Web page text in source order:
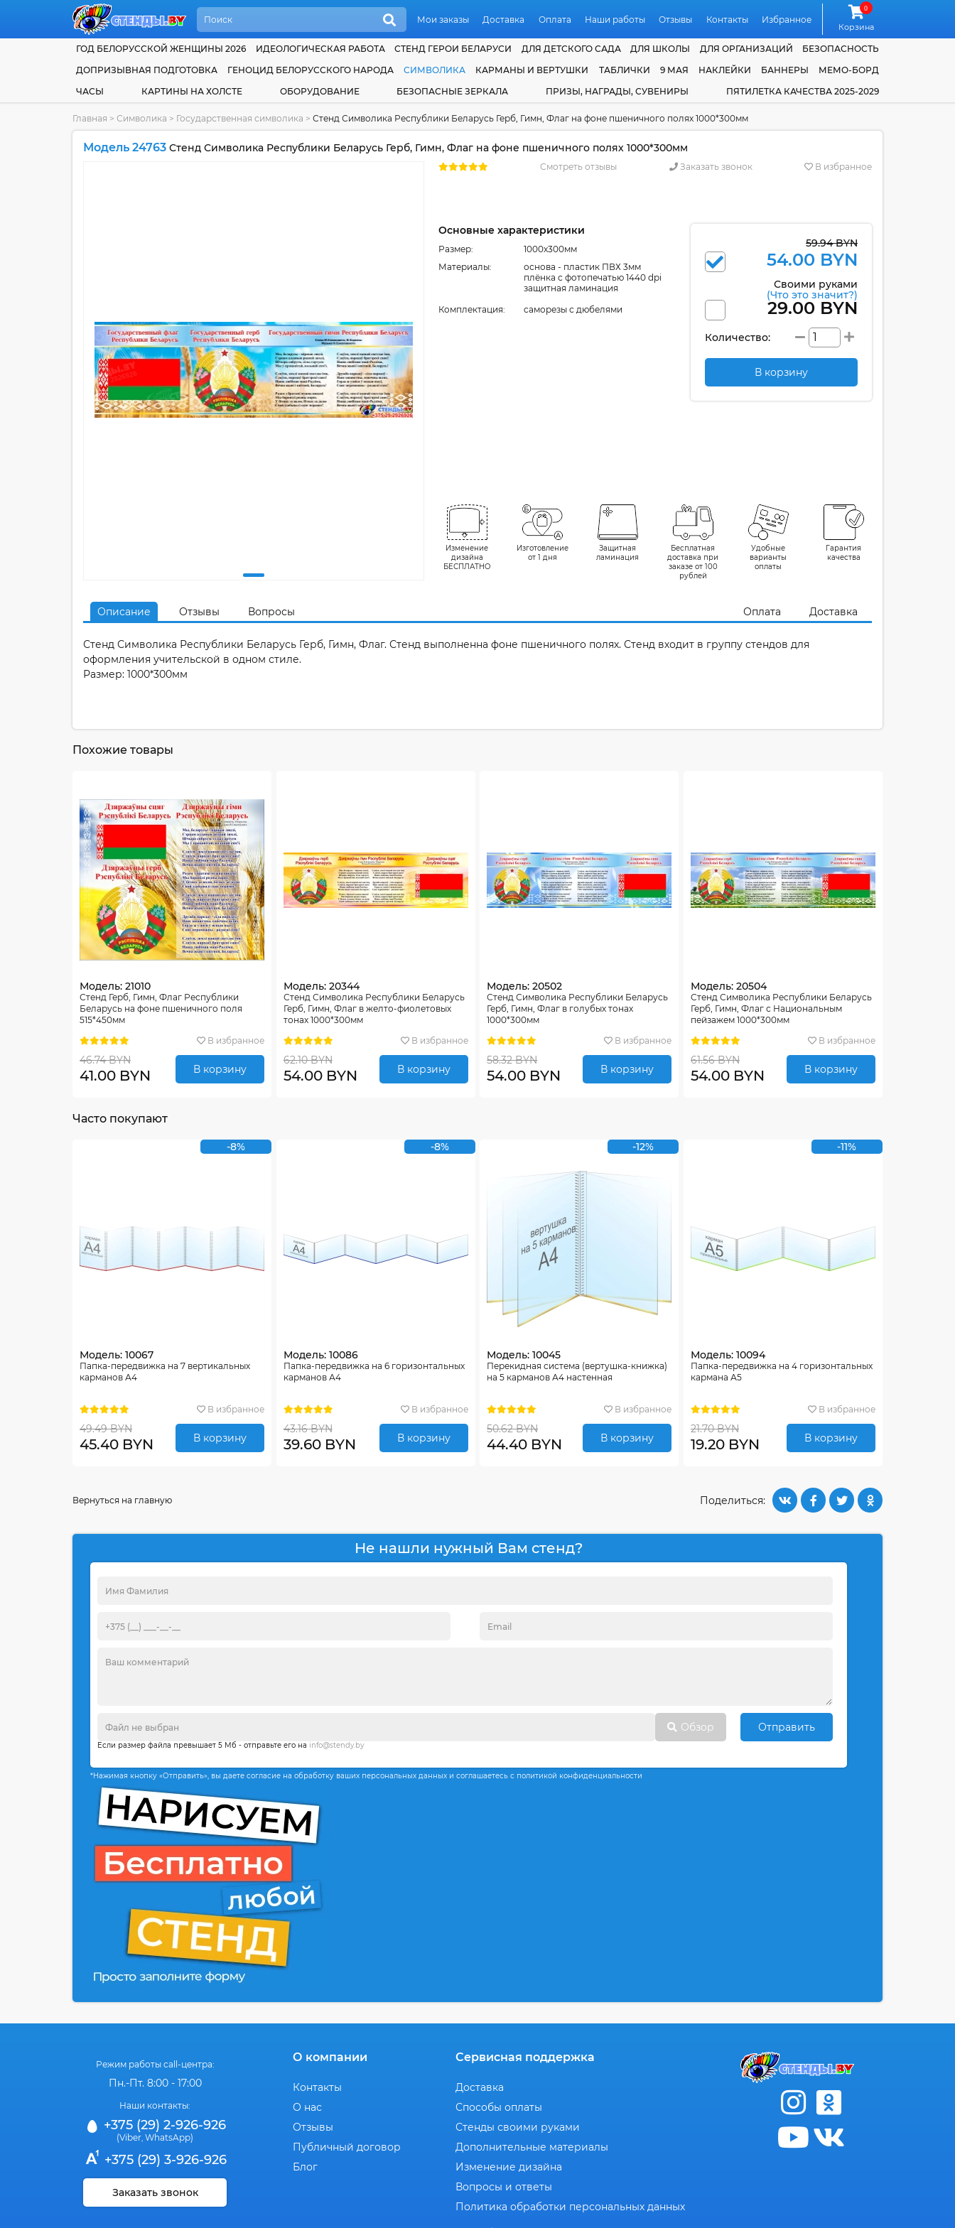
Мои заказы Доставка Оплата Наши работы Отзывы Контакты Избранное
0
Корзина
ГОД БЕЛОРУССКОЙ ЖЕНЩИНЫ 2026 ИДЕОЛОГИЧЕСКАЯ РАБОТА СТЕНД ГЕРОИ БЕЛАРУСИ ДЛЯ ДЕТСКОГО САДА ДЛЯ ШКОЛЫ ДЛЯ ОРГАНИЗАЦИЙ
БЕЗОПАСНОСТЬ
ДОПРИЗЫВНАЯ ПОДГОТОВКА
ГЕНОЦИД БЕЛОРУССКОГО НАРОДА СИМВОЛИКА КАРМАНЫ И ВЕРТУШКИ ТАБЛИЧКИ 9 МАЯ НАКЛЕЙКИ БАННЕРЫ
МЕМО-БОРД
ЧАСЫ
КАРТИНЫ НА ХОЛСТЕ ОБОРУДОВАНИЕ БЕЗОПАСНЫЕ ЗЕРКАЛА ПРИЗЫ, НАГРАДЫ, СУВЕНИРЫ ПЯТИЛЕТКА КАЧЕСТВА 2025-2029
Главная > Символика > Государственная символика > Стенд Символика Республики Беларусь Герб, Гимн, Флаг на фоне пшеничного полях 1000*300мм
Модель 24763 Стенд Символика Республики Беларусь Герб, Гимн, Флаг на фоне пшеничного полях 1000*300мм
Смотреть отзывы Заказать звонок В избранное
Основные характеристики
Размер:
1000x300мм
Материалы:
основа - пластик ПВХ 3мм
плёнка с фотопечатью 1440 dpi
защитная ламинация
Комплектация:
cаморезы с дюбелями
59.94 BYN
54.00 BYN
Своими руками
(Что это значит?)
29.00 BYN
Количество:
В корзину
Изменение
дизайна
БЕСПЛАТНО
Изготовление
от 1 дня
Защитная
ламинация
Бесплатная
доставка при
заказе от 100
рублей
Удобные
варианты
оплаты
Гарантия
качества
Описание Отзывы Вопросы Оплата Доставка
Стенд Символика Республики Беларусь Герб, Гимн, Флаг. Стенд выполненна фоне пшеничного полях. Стенд входит в группу стендов для
оформления учительской в одном стиле.
Размер: 1000*300мм
Похожие товары
Модель: 21010
Стенд Герб, Гимн, Флаг Республики
Беларусь на фоне пшеничного поля
515*450мм
В избранное
46.74 BYN
41.00 BYN В корзину
Модель: 20344
Стенд Символика Республики Беларусь
Герб, Гимн, Флаг в желто-фиолетовых
тонах 1000*300мм
В избранное
62.10 BYN
54.00 BYN В корзину
Модель: 20502
Стенд Символика Республики Беларусь
Герб, Гимн, Флаг в голубых тонах
1000*300мм
В избранное
58.32 BYN
54.00 BYN В корзину
Модель: 20504
Стенд Символика Республики Беларусь
Герб, Гимн, Флаг с Национальным
пейзажем 1000*300мм
В избранное
61.56 BYN
54.00 BYN В корзину
Часто покупают
-8%
Модель: 10067
Папка-передвижка на 7 вертикальных
карманов А4
В избранное
49.49 BYN
45.40 BYN В корзину
-8%
Модель: 10086
Папка-передвижка на 6 горизонтальных
карманов А4
В избранное
43.16 BYN
39.60 BYN В корзину
-12%
Модель: 10045
Перекидная система (вертушка-книжка)
на 5 карманов А4 настенная
В избранное
50.62 BYN
44.40 BYN В корзину
-11%
Модель: 10094
Папка-передвижка на 4 горизонтальных
кармана А5
В избранное
21.70 BYN
19.20 BYN В корзину
Поделиться:
Вернуться на главную
Не нашли нужный Вам стенд?
Обзор Отправить
Если размер файла превышает 5 Мб - отправьте его на info@stendy.by
*Нажимая кнопку «Отправить», вы даете согласие на обработку ваших персональных данных и соглашаетесь с политикой конфиденциальности
Режим работы call-центра:
Пн.-Пт. 8:00 - 17:00
Наши контакты:
+375 (29) 2-926-926
(Viber, WhatsApp)
+375 (29) 3-926-926
Заказать звонок
О компании
Контакты
О нас
Отзывы
Публичный договор
Блог
Сервисная поддержка
Доставка
Способы оплаты
Стенды своими руками
Дополнительные материалы
Изменение дизайна
Вопросы и ответы
Политика обработки персональных данных